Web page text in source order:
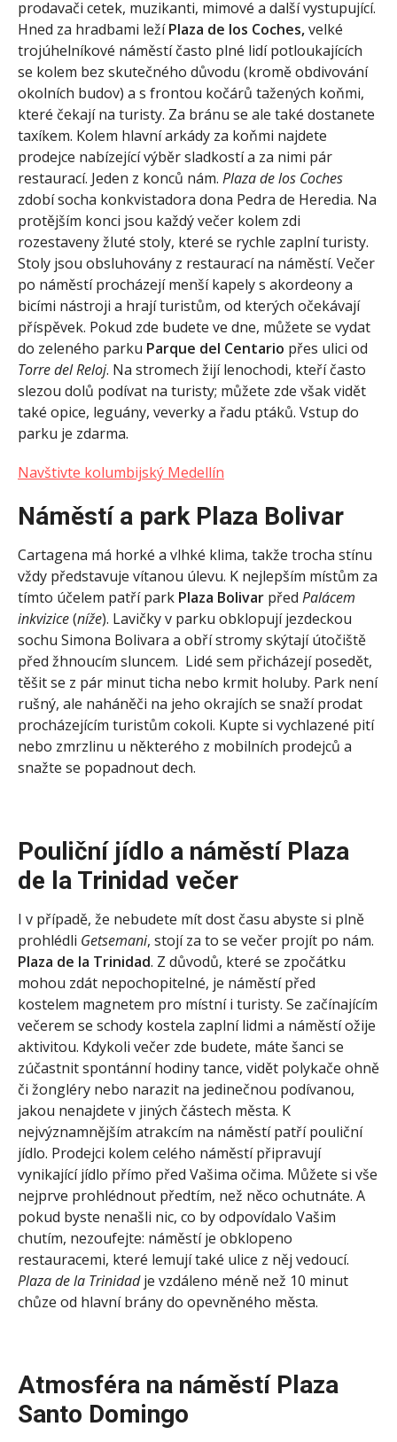
prodavači cetek, muzikanti, mimové a další vystupující.
Hned za hradbami ležíPlaza de los Coches,velké
trojúhelníkové náměstí často plné lidí potloukajících
se kolem bez skutečného důvodu (kromě obdivování
okolních budov) a s frontou kočárů tažených koňmi,
které čekají na turisty. Za bránu se ale také dostanete
taxíkem. Kolem hlavní arkády za koňmi najdete
prodejce nabízející výběr sladkostí a za nimi pár
restaurací. Jeden z konců nám. Plaza de los Coches
zdobí socha konkvistadora dona Pedra de Heredia. Na
protějším konci jsou každý večer kolem zdi
rozestaveny žluté stoly, které se rychle zaplní turisty.
Stoly jsou obsluhovány z restaurací na náměstí. Večer
po náměstí procházejí menší kapely s akordeony a
bicími nástroji a hrají turistům, od kterých očekávají
příspěvek. Pokud zde budete ve dne, můžete se vydat
do zeleného parku Parque del Centario přes ulici od
Torre del Reloj. Na stromech žijí lenochodi, kteří často
slezou dolů podívat na turisty; můžete zde však vidět
také opice, leguány, veverky a řadu ptáků. Vstup do
parku je zdarma.
Navštivte kolumbijský Medellín
Náměstí a park Plaza Bolivar
Cartagena má horké a vlhké klima, takže trocha stínu
vždy představuje vítanou úlevu. K nejlepším místům za
tímto účelem patří park Plaza Bolivar před Palácem
inkvizice(níže). Lavičky v parku obklopují jezdeckou
sochu Simona Bolivara a obří stromy skýtají útočiště
před žhnoucím sluncem. Lidé sem přicházejí posedět,
těšit se z pár minut ticha nebo krmit holuby. Park není
rušný, ale naháněči na jeho okrajích se snaží prodat
procházejícím turistům cokoli. Kupte si vychlazené pití
nebo zmrzlinu u některého z mobilních prodejců a
snažte se popadnout dech.
Pouliční jídlo a náměstí Plaza
de la Trinidad večer
I v případě, že nebudete mít dost času abyste si plně
prohlédli Getsemani, stojí za to se večer projít po nám.
Plaza de la Trinidad. Z důvodů, které se zpočátku
mohou zdát nepochopitelné, je náměstí před
kostelem magnetem pro místní i turisty. Se začínajícím
večerem se schody kostela zaplní lidmi a náměstí ožije
aktivitou. Kdykoli večer zde budete, máte šanci se
zúčastnit spontánní hodiny tance, vidět polykače ohně
či žongléry nebo narazit na jedinečnou podívanou,
jakou nenajdete v jiných částech města. K
nejvýznamnějším atrakcím na náměstí patří pouliční
jídlo. Prodejci kolem celého náměstí připravují
vynikající jídlo přímo před Vašima očima. Můžete si vše
nejprve prohlédnout předtím, než něco ochutnáte. A
pokud byste nenašli nic, co by odpovídalo Vašim
chutím, nezoufejte: náměstí je obklopeno
restauracemi, které lemují také ulice z něj vedoucí.
Plaza de la Trinidadje vzdáleno méně než 10 minut
chůze od hlavní brány do opevněného města.
Atmosféra na náměstí Plaza
Santo Domingo